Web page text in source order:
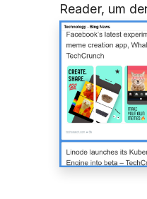
Reader, um